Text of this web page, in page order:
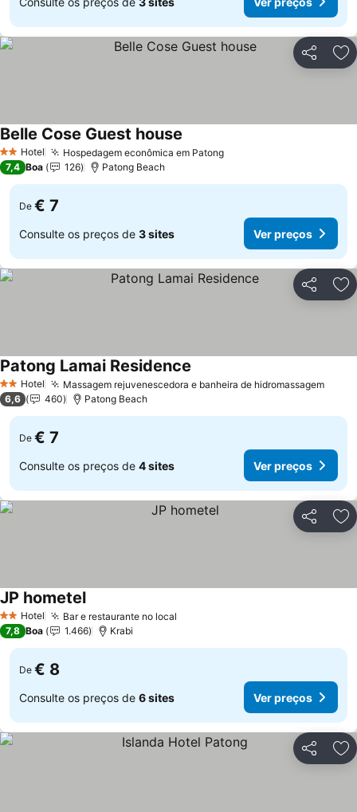
Partilhar
2 Estrelas
Hotel Hospedagem econômica em Patong
Belle Cose Guest house
7,4 Boa 126 Patong Beach
De € 7
Consulte os preços de 3 sites Ver preços
Partilhar
2 Estrelas
Hotel Massagem rejuvenescedora e banheira de hidromassagem
Patong Lamai Residence
6,6 460 Patong Beach
De € 7
Consulte os preços de 4 sites Ver preços
Partilhar
2 Estrelas
Hotel Bar e restaurante no local
JP hometel
7,8 Boa 1.466 Krabi
De € 8
Consulte os preços de 6 sites Ver preços
Partilhar